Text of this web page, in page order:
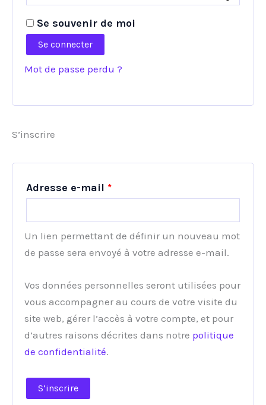
Se souvenir de moi
Se connecter
Mot de passe perdu ?
S’inscrire
Adresse e-mail *Obligatoire
Un lien permettant de définir un nouveau mot
de passe sera envoyé à votre adresse e-mail.
Vos données personnelles seront utilisées pour
vous accompagner au cours de votre visite du
site web, gérer l’accès à votre compte, et pour
d’autres raisons décrites dans notre politique
de confidentialité.
S’inscrire